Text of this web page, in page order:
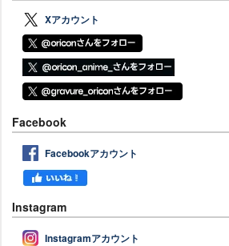
Xアカウント
Facebook
Facebookアカウント
Instagram
Instagramアカウント